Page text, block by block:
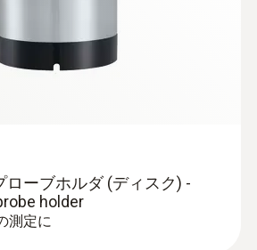
ローブホルダ (ディスク) -
holder
測定に